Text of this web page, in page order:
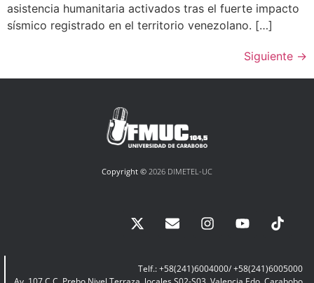
asistencia humanitaria activados tras el fuerte impacto
sísmico registrado en el territorio venezolano. […]
Siguiente →
Copyright © 2026 DIMETEL-UC
Telf.: +58(241)6004000/ +58(241)6005000